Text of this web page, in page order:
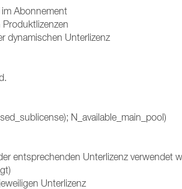
Abonnement
dynamischen Unterlizenz
N_available_main_pool)
entsprechenden Unterlizenz verwendet
Unterlizenz